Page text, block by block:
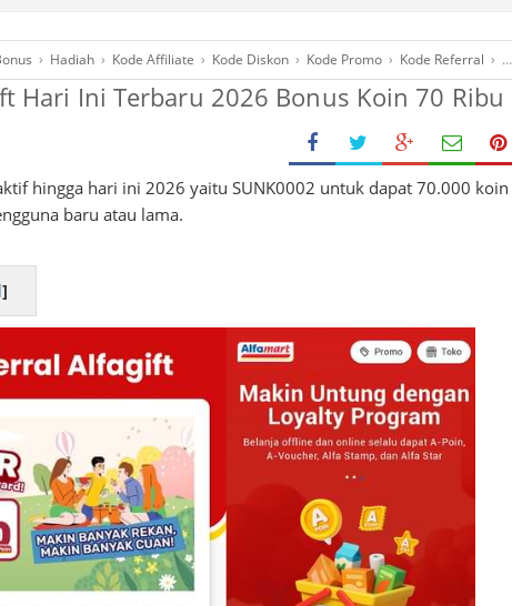
› Hadiah › Kode Affiliate › Kode Diskon › Kode Promo › Kode Referral ›
Hari Ini Terbaru 2026 Bonus Koin 70 Ribu
hingga hari ini 2026 yaitu SUNK0002 untuk dapat 70.000 koin
baru atau lama.
]